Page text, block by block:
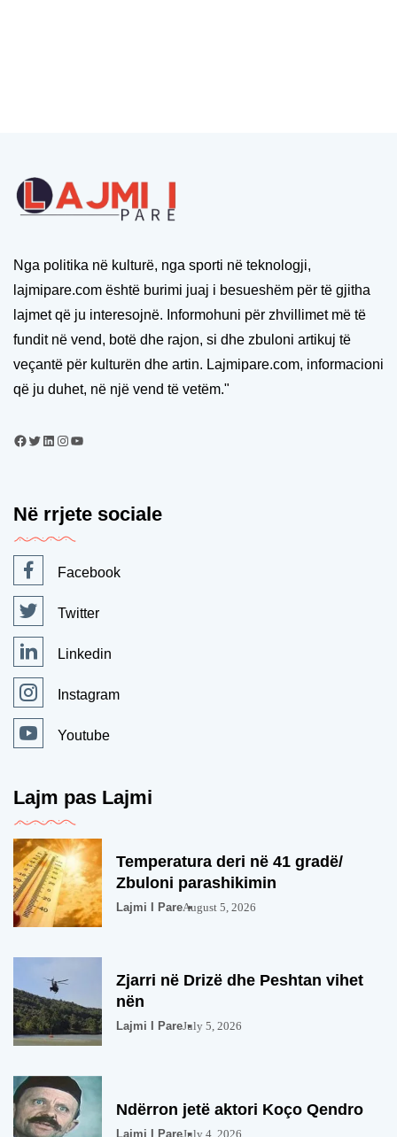
Nga politika në kulturë, nga sporti në teknologji,
lajmipare.com është burimi juaj i besueshëm për të gjitha
lajmet që ju interesojnë. Informohuni për zhvillimet më të
fundit në vend, botë dhe rajon, si dhe zbuloni artikuj të
veçantë për kulturën dhe artin. Lajmipare.com, informacioni
që ju duhet, në një vend të vetëm."
Në rrjete sociale
Facebook
Twitter
Linkedin
Instagram
Youtube
Lajm pas Lajmi
Temperatura deri në 41 gradë/
Zbuloni parashikimin
Lajmi I PareAugust 5, 2026
Zjarri në Drizë dhe Peshtan vihet
nën
Lajmi I PareJuly 5, 2026
Ndërron jetë aktori Koço Qendro
Lajmi I PareJuly 4, 2026